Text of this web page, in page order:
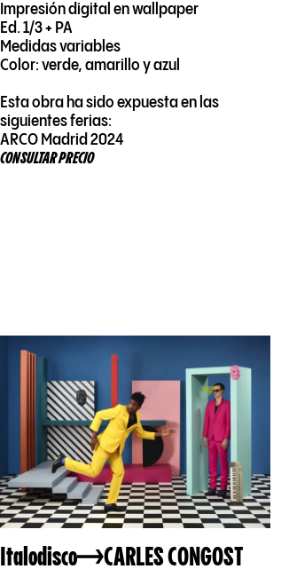
Impresión digital en wallpaper
Ed. 1/3 + PA
Medidas variables
Color: verde, amarillo y azul
Esta obra ha sido expuesta en las
siguientes ferias:
ARCO Madrid 2024
CONSULTAR PRECIO
Italodisco CARLES CONGOST